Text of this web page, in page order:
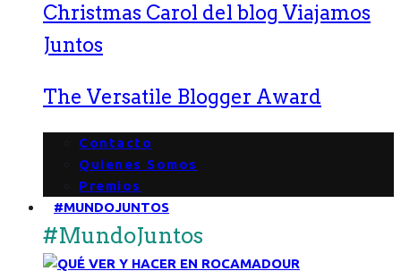
Christmas Carol del blog Viajamos
Juntos
The Versatile Blogger Award
Contacto
Quienes Somos
Premios
#MUNDOJUNTOS
#MundoJuntos